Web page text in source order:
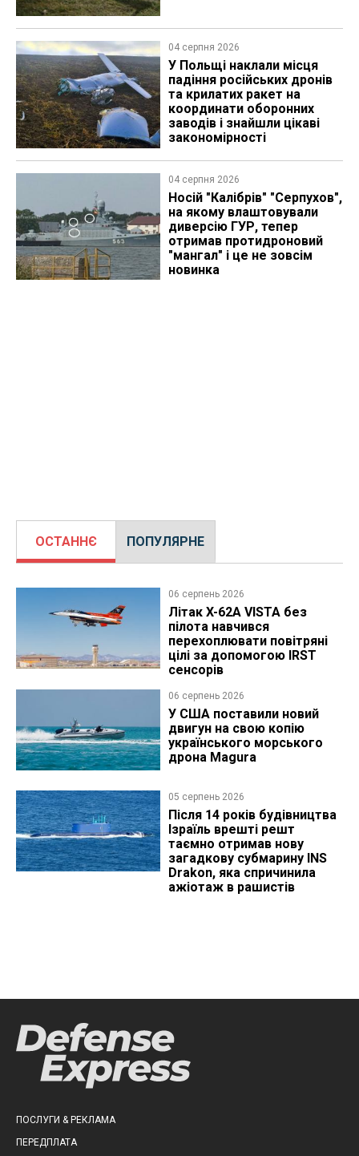
04 серпня 2026
У Польщі наклали місця
падіння російських дронів
та крилатих ракет на
координати оборонних
заводів і знайшли цікаві
закономірності
04 серпня 2026
Носій "Калібрів" "Серпухов",
на якому влаштовували
диверсію ГУР, тепер
отримав протидроновий
"мангал" і це не зовсім
новинка
ОСТАННЄ ПОПУЛЯРНЕ
06 серпень 2026
Літак X-62A VISTA без
пілота навчився
перехоплювати повітряні
цілі за допомогою IRST
сенсорів
06 серпень 2026
У США поставили новий
двигун на свою копію
українського морського
дрона Magura
05 серпень 2026
Після 14 років будівництва
Ізраїль врешті решт
таємно отримав нову
загадкову субмарину INS
Drakon, яка спричинила
ажіотаж в рашистів
ПОСЛУГИ & РЕКЛАМА
ПЕРЕДПЛАТА